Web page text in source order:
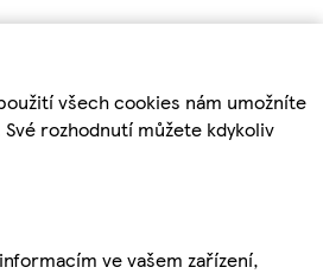
všech cookies nám umožníte
rozhodnutí můžete kdykoliv
ve vašem zařízení,